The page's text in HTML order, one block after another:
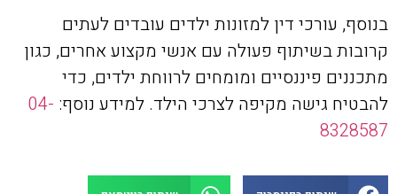
בנוסף, עורכי דין למזונות ילדים עובדים לעתים
קרובות בשיתוף פעולה עם אנשי מקצוע אחרים, כגון
מתכננים פיננסיים ומומחים לרווחת ילדים, כדי
להבטיח גישה מקיפה לצרכי הילד. למידע נוסף: 04-
8328587